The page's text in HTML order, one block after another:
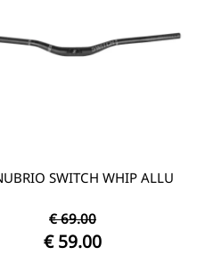
SWITCH WHIP ALLU
€ 69.00
€ 59.00